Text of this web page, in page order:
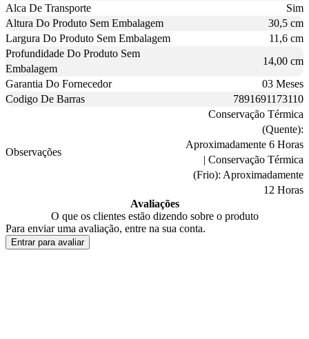
Alca De Transporte
Sim
Altura Do Produto Sem Embalagem
30,5 cm
Largura Do Produto Sem Embalagem
11,6 cm
Profundidade Do Produto Sem
Embalagem
14,00 cm
Garantia Do Fornecedor
03 Meses
Codigo De Barras
7891691173110
Observações
Conservação Térmica
(Quente):
Aproximadamente 6 Horas
| Conservação Térmica
(Frio): Aproximadamente
12 Horas
Avaliações
O que os clientes estão dizendo sobre o produto
Para enviar uma avaliação, entre na sua conta.
Entrar para avaliar